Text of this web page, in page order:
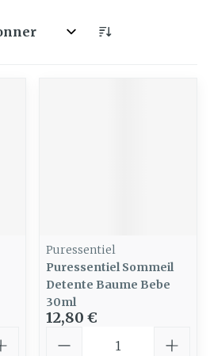
Puressentiel
Puressentiel Sommeil
Detente Baume Bebe
30ml
12,80 €